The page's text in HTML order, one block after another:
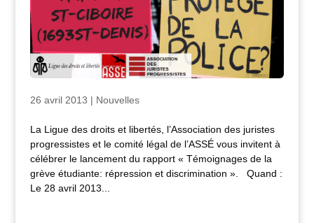
26 avril 2013 | Nouvelles
La Ligue des droits et libertés, l’Association des juristes
progressistes et le comité légal de l’ASSÉ vous invitent à
célébrer le lancement du rapport « Témoignages de la
grève étudiante: répression et discrimination ». Quand :
Le 28 avril 2013...